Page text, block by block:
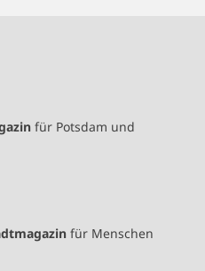
für Potsdam und
für Menschen